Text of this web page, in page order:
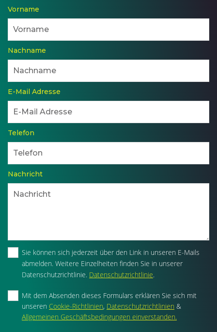
Vorname
Nachname
E-Mail Adresse
Telefon
Nachricht
Sie können sich jederzeit über den Link in unseren E-Mails
abmelden. Weitere Einzelheiten finden Sie in unserer
Datenschutzrichtlinie. Datenschutzrichtlinie.
Mit dem Absenden dieses Formulars erklären Sie sich mit
unseren Cookie-Richtlinien, Datenschutzrichtlinien &
Allgemeinen Geschäftsbedingungen einverstanden.